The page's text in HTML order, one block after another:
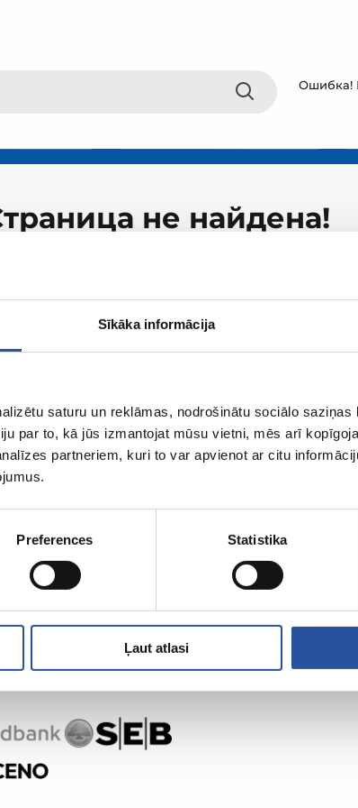
Sīkāka informācija
saturu un reklāmas, nodrošinātu sociālo
par to, kā jūs izmantojat mūsu vietni, mēs arī
partneriem, kuri to var apvienot ar citu
Preferences Statistika
Ļaut atlasi
Ошибка!
не найдена!